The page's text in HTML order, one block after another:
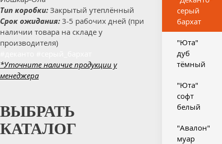
Тип коробки: Закрытый утеплённый
Срок ожидания: 3-5 рабочих дней (при
наличии товара на складе у
производителя)
*Уточните наличие продукции у
менеджера
ВЫБРАТЬ
КАТАЛОГ
серый
бархат
"Юта"
дуб
тёмный
"Юта"
софт
белый
"Авалон"
муар